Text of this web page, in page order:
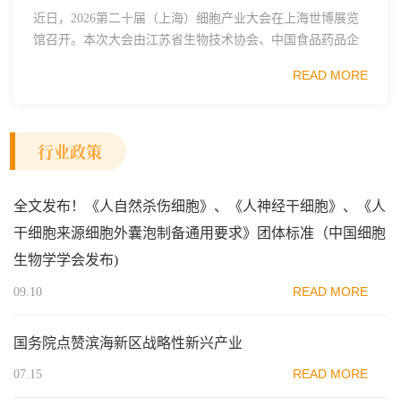
近日，2026第二十届（上海）细胞产业大会在上海世博展览
馆召开。本次大会由江苏省生物技术协会、中国食品药品企
范区生物医药行业协会、瑞士日内瓦长寿科学...
READ MORE
行业政策
全文发布！《人自然杀伤细胞》、《人神经干细胞》、《人
干细胞来源细胞外囊泡制备通用要求》团体标准（中国细胞
生物学学会发布)
09.10 READ MORE
国务院点赞滨海新区战略性新兴产业
07.15 READ MORE